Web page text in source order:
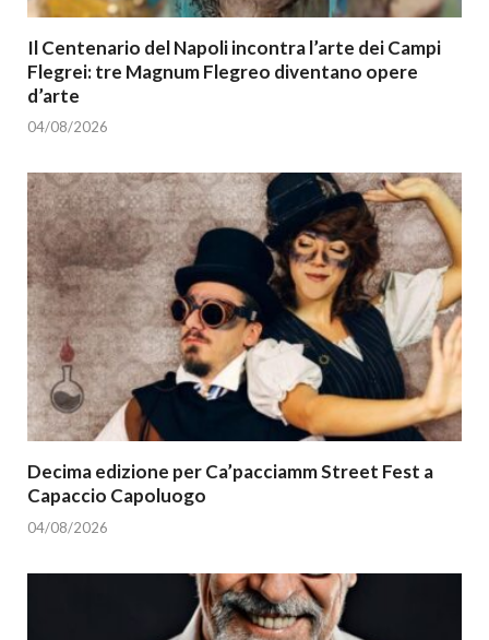
Il Centenario del Napoli incontra l’arte dei Campi
Flegrei: tre Magnum Flegreo diventano opere
d’arte
04/08/2026
Decima edizione per Ca’pacciamm Street Fest a
Capaccio Capoluogo
04/08/2026